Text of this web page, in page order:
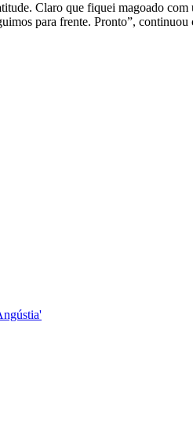
Claro que fiquei magoado
para frente. Pronto”, continuou